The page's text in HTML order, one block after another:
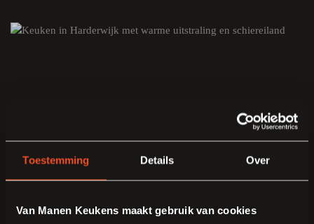
Toestemming Details Over
Van Manen Keukens maakt gebruik van cookies